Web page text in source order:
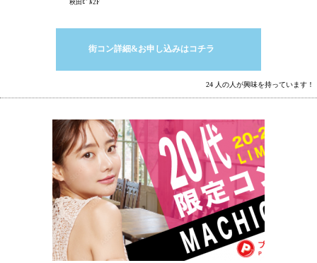
秋田ﾋﾞﾙ2F
街コン詳細&お申し込みはコチラ
24 人の人が興味を持っています！